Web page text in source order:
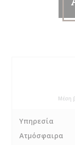
Μέση
Υπηρεσία
Ατμόσφαιρα